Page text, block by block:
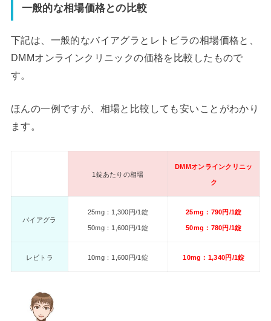
一般的な相場価格との比較
下記は、一般的なバイアグラとレトビラの相場価格と、
DMMオンラインクリニックの価格を比較したもので
す。
ほんの一例ですが、相場と比較しても安いことがわかり
ます。
1錠あたりの相場
DMMオンラインクリニッ
ク
バイアグラ
25mg：1,300円/1錠
50mg：1,600円/1錠
25mg：790円/1錠
50mg：780円/1錠
レビトラ 10mg：1,600円/1錠 10mg：1,340円/1錠